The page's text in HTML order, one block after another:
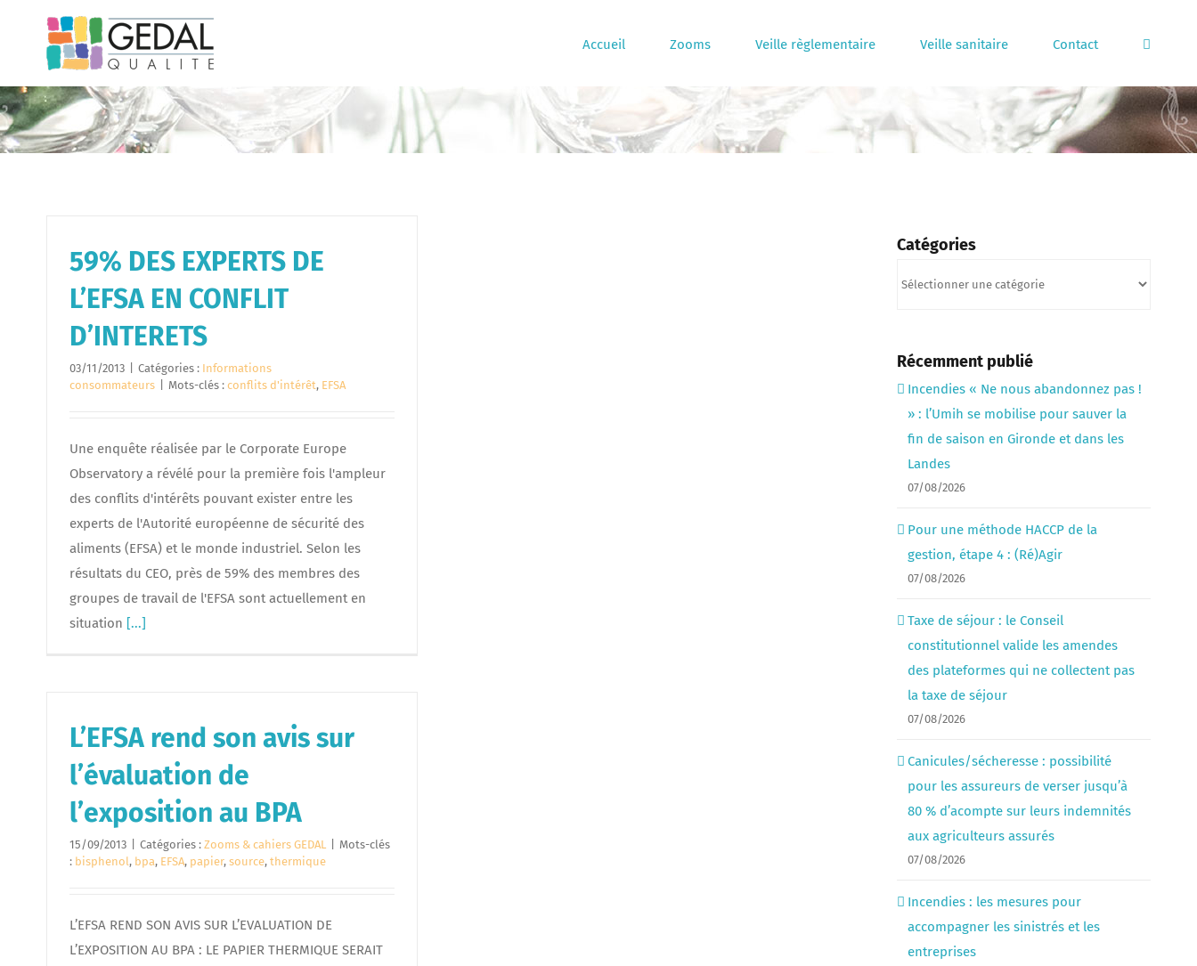
contenu
Accueil Zooms Veille règlementaire Veille sanitaire Contact
59% DES EXPERTS DE
L’EFSA EN CONFLIT
D’INTERETS
03/11/2013 Catégories : Informations
consommateurs
Mots-clés : conflits d'intérêt, EFSA
Une enquête réalisée par le Corporate Europe
Observatory a révélé pour la première fois l'ampleur
des conflits d'intérêts pouvant exister entre les
experts de l'Autorité européenne de sécurité des
aliments (EFSA) et le monde industriel. Selon les
résultats du CEO, près de 59% des membres des
groupes de travail de l'EFSA sont actuellement en
situation [...]
L’EFSA rend son avis sur
l’évaluation de
l’exposition au BPA
15/09/2013 Catégories : Zooms & cahiers GEDAL
Mots-clés
: bisphenol, bpa, EFSA, papier, source, thermique
L’EFSA REND SON AVIS SUR L’EVALUATION DE
L’EXPOSITION AU BPA : LE PAPIER THERMIQUE SERAIT
Catégories
Récemment publié
Incendies « Ne nous abandonnez pas !
» : l’Umih se mobilise pour sauver la
fin de saison en Gironde et dans les
Landes
07/08/2026
Pour une méthode HACCP de la
gestion, étape 4 : (Ré)Agir
07/08/2026
Taxe de séjour : le Conseil
constitutionnel valide les amendes
des plateformes qui ne collectent pas
la taxe de séjour
07/08/2026
Canicules/sécheresse : possibilité
pour les assureurs de verser jusqu’à
80 % d’acompte sur leurs indemnités
aux agriculteurs assurés
07/08/2026
Incendies : les mesures pour
accompagner les sinistrés et les
entreprises